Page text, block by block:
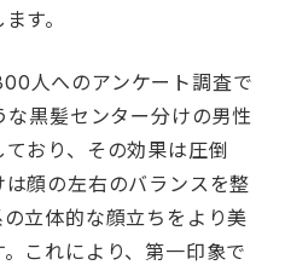
す。
人へのアンケート調査で
黒髪センター分けの男性
おり、その効果は圧倒
顔の左右のバランスを整
立体的な顔立ちをより美
これにより、第一印象で